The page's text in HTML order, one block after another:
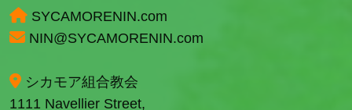
SYCAMORENIN.com
NIN@SYCAMORENIN.com
シカモア組合教会
1111 Navellier Street,